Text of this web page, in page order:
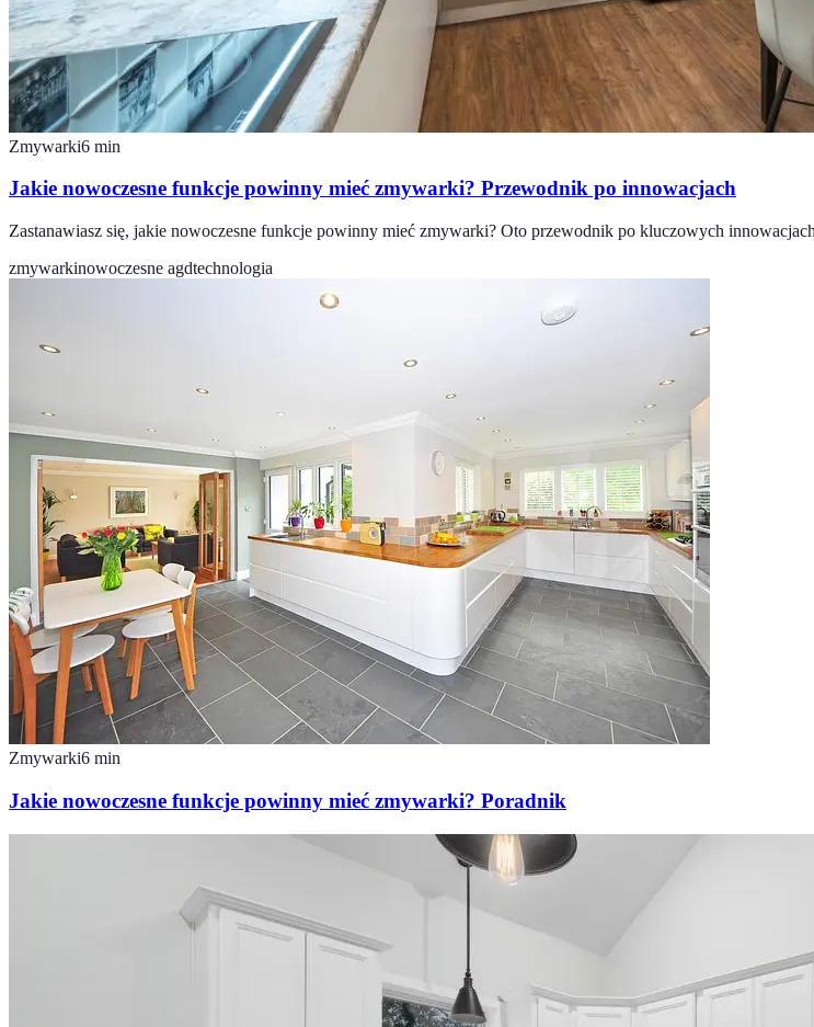
Zmywarki6 min
Jakie nowoczesne funkcje powinny mieć zmywarki? Przewodnik po innowacjach
Zastanawiasz się, jakie nowoczesne funkcje powinny mieć zmywarki? Oto przewodnik po kluczowych
zmywarkinowoczesne agdtechnologia
Zmywarki6 min
Jakie nowoczesne funkcje powinny mieć zmywarki? Poradnik